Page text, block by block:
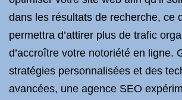
dans les résultats de recherche, ce
permettra d’attirer plus de trafic
d’accroître votre notoriété en ligne.
stratégies personnalisées et des
avancées, une agence SEO